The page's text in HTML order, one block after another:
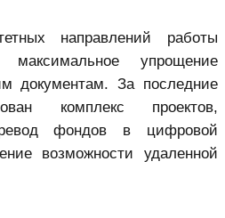
направлений работы
максимальное упрощение
документам. За последние
комплекс проектов,
фондов в цифровой
возможности удаленной